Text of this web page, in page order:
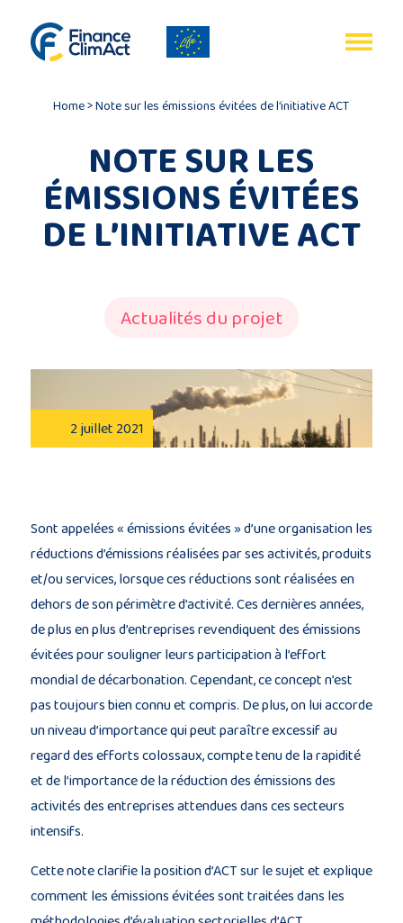
FR
Accueil
Publications
Description
Membres
consortium
Contact
Home>Note sur les émissions évitées de l’initiative ACT
NOTE SUR LES
ÉMISSIONS ÉVITÉES
DE L’INITIATIVE ACT
Actualités du projet
2 juillet 2021
Sont appelées « émissions évitées » d’une organisation les
réductions d’émissions réalisées par ses activités, produits
et/ou services, lorsque ces réductions sont réalisées en
dehors de son périmètre d’activité. Ces dernières années,
de plus en plus d’entreprises revendiquent des émissions
évitées pour souligner leurs participation à l’effort
mondial de décarbonation. Cependant, ce concept n’est
pas toujours bien connu et compris. De plus, on lui accorde
un niveau d’importance qui peut paraître excessif au
regard des efforts colossaux, compte tenu de la rapidité
et de l’importance de la réduction des émissions des
activités des entreprises attendues dans ces secteurs
intensifs.
Cette note clarifie la position d’ACT sur le sujet et explique
comment les émissions évitées sont traitées dans les